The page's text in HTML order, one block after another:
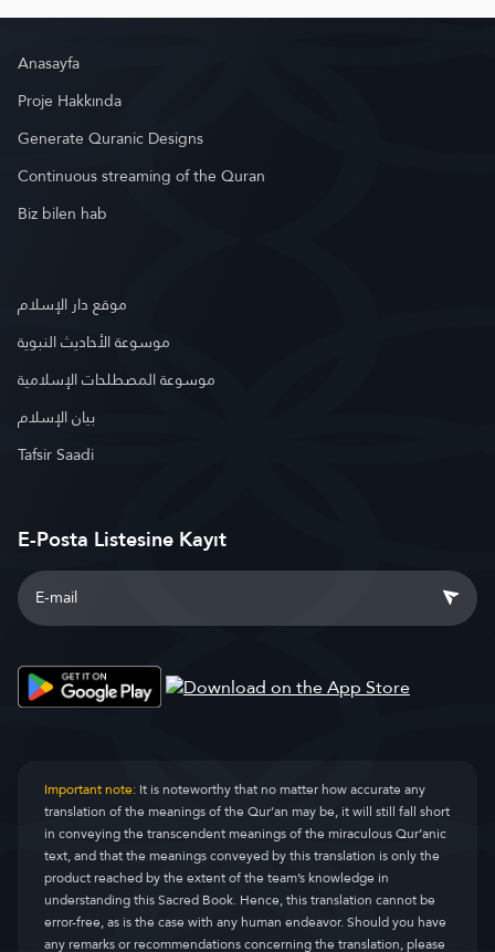
Anasayfa
Proje Hakkında
Generate Quranic Designs
Continuous streaming of the Quran
Biz bilen hab
موقع دار الإسلام
موسوعة الأحاديث النبوية
موسوعة المصطلحات الإسلامية
بيان الإسلام
Tafsir Saadi
E-Posta Listesine Kayıt
Important note:It is noteworthy that no matter how accurate any
translation of the meanings of the Qur’an may be, it will still fall short
in conveying the transcendent meanings of the miraculous Qur’anic
text, and that the meanings conveyed by this translation is only the
product reached by the extent of the team’s knowledge in
understanding this Sacred Book. Hence, this translation cannot be
error-free, as is the case with any human endeavor. Should you have
any remarks or recommendations concerning the translation, please